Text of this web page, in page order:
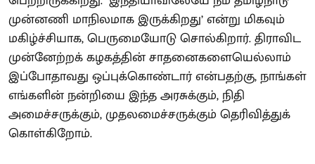
முன்னணி மாநிலமாக இருக்கிறது’ என்று மிகவும்
மகிழ்ச்சியாக, பெருமையோடு சொல்கிறார். திராவிட
முன்னேற்றக் கழகத்தின் சாதனைகளையெல்லாம்
இப்போதாவது ஒப்புக்கொண்டார் என்பதற்கு, நாங்கள்
எங்களின் நன்றியை இந்த அரசுக்கும், நிதி
அமைச்சருக்கும், முதலமைச்சருக்கும் தெரிவித்துக்
கொள்கிறோம்.